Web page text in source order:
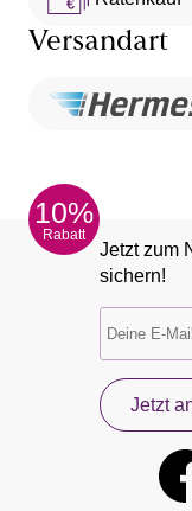
Versandart
10%
Rabatt
Jetzt zum
sichern!
Jetzt